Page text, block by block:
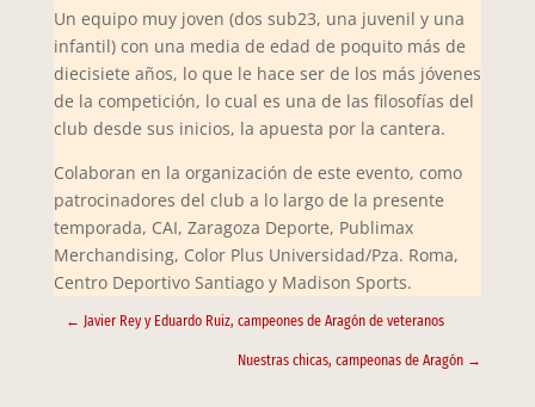
Un equipo muy joven (dos sub23, una juvenil y una
infantil) con una media de edad de poquito más de
diecisiete años, lo que le hace ser de los más jóvenes
de la competición, lo cual es una de las filosofías del
club desde sus inicios, la apuesta por la cantera.
Colaboran en la organización de este evento, como
patrocinadores del club a lo largo de la presente
temporada, CAI, Zaragoza Deporte, Publimax
Merchandising, Color Plus Universidad/Pza. Roma,
Centro Deportivo Santiago y Madison Sports.
← Javier Rey y Eduardo Ruiz, campeones de Aragón de veteranos
Nuestras chicas, campeonas de Aragón →